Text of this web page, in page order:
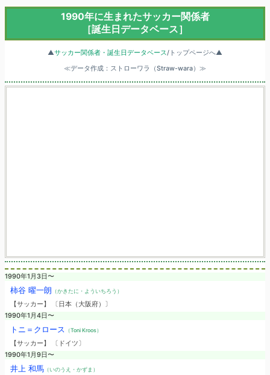
1990年に生まれたサッカー関係者
［誕生日データベース］
▲サッカー関係者・誕生日データベース/トップページへ▲
≪データ作成：ストローワラ（Straw-wara）≫
1990年1月3日〜
柿谷 曜一朗 （かきたに・よういちろう）
【サッカー】 〔日本（大阪府）〕
1990年1月4日〜
トニ＝クロース （Toni Kroos）
【サッカー】 〔ドイツ〕
1990年1月9日〜
井上 和馬（いのうえ・かずま）